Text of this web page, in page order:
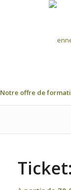
Notre offre de